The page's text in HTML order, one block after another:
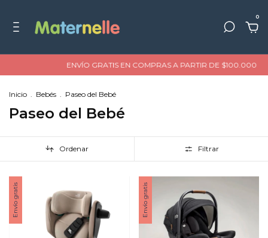
0
ENVÍO GRATIS EN COMPRAS A PARTIR DE $100.000 HASTA
Inicio . Bebés . Paseo del Bebé
Paseo del Bebé
Ordenar Filtrar
Envío gratis Envío gratis